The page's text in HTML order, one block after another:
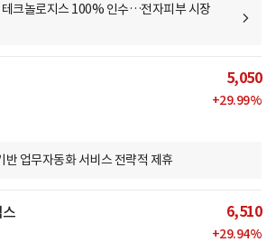
크놀로지스 100% 인수…전자피부 시장
5,050
+29.99%
반 업무자동화 서비스 전략적 제휴
6,510
+29.94%